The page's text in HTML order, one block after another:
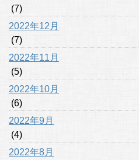
(7)
2022年12月
(7)
2022年11月
(5)
2022年10月
(6)
2022年9月
(4)
2022年8月